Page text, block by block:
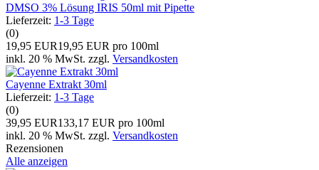
DMSO 3% Lösung IRIS 50ml mit Pipette
Lieferzeit: 1-3 Tage
(0)
19,95 EUR19,95 EUR pro 100ml
inkl. 20 % MwSt. zzgl. Versandkosten
Cayenne Extrakt 30ml
Lieferzeit: 1-3 Tage
(0)
39,95 EUR133,17 EUR pro 100ml
inkl. 20 % MwSt. zzgl. Versandkosten
Rezensionen
Alle anzeigen